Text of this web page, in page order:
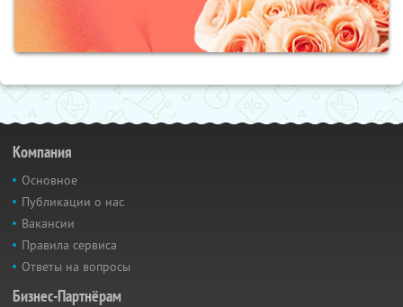
Компания
Основное
Публикации о нас
Вакансии
Правила сервиса
Ответы на вопросы
Бизнес-Партнёрам